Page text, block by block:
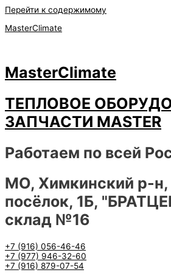
Перейти к содержимому
MasterClimate
MasterClimate
ТЕПЛОВОЕ
ЗАПЧАСТИ MASTER
Работаем по всей
МО, Химкинский р-н,
посёлок, 1Б,
склад №16
+7 (916) 056-46-46
+7 (977) 946-32-60
+7 (916) 879-07-54